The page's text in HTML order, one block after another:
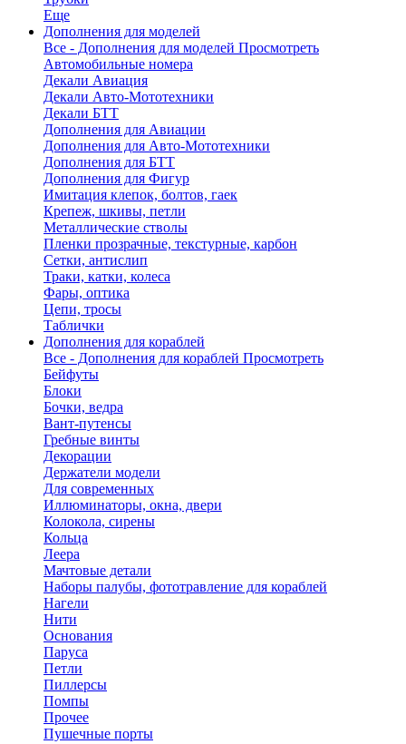
Еще
Дополнения для моделей
Все - Дополнения для моделей Просмотреть
Автомобильные номера
Декали Авиация
Декали Авто-Мототехники
Декали БТТ
Дополнения для Авиации
Дополнения для Авто-Мототехники
Дополнения для БТТ
Дополнения для Фигур
Имитация клепок, болтов, гаек
Крепеж, шкивы, петли
Металлические стволы
Пленки прозрачные, текстурные, карбон
Сетки, антислип
Траки, катки, колеса
Фары, оптика
Цепи, тросы
Таблички
Дополнения для кораблей
Все - Дополнения для кораблей Просмотреть
Бейфуты
Блоки
Бочки, ведра
Вант-путенсы
Гребные винты
Декорации
Держатели модели
Для современных
Иллюминаторы, окна, двери
Колокола, сирены
Кольца
Леера
Мачтовые детали
Наборы палубы, фототравление для кораблей
Нагели
Нити
Основания
Паруса
Петли
Пиллерсы
Помпы
Прочее
Пушечные порты